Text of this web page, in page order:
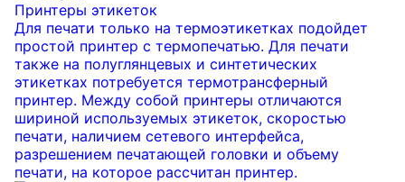
Принтеры этикеток
Для печати только на термоэтикетках подойдет
простой принтер с термопечатью. Для печати
также на полуглянцевых и синтетических
этикетках потребуется термотрансферный
принтер. Между собой принтеры отличаются
шириной используемых этикеток, скоростью
печати, наличием сетевого интерфейса,
разрешением печатающей головки и объему
печати, на которое рассчитан принтер.